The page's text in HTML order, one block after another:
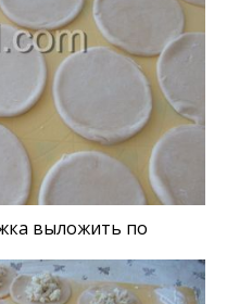
выложить по